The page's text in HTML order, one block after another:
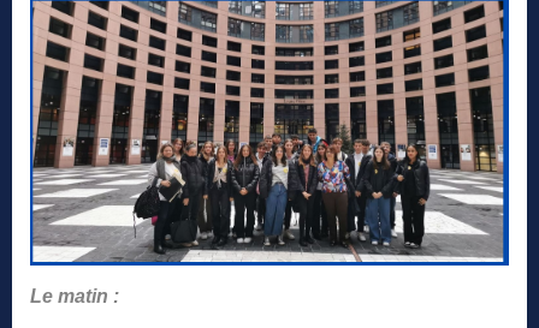
Le matin :